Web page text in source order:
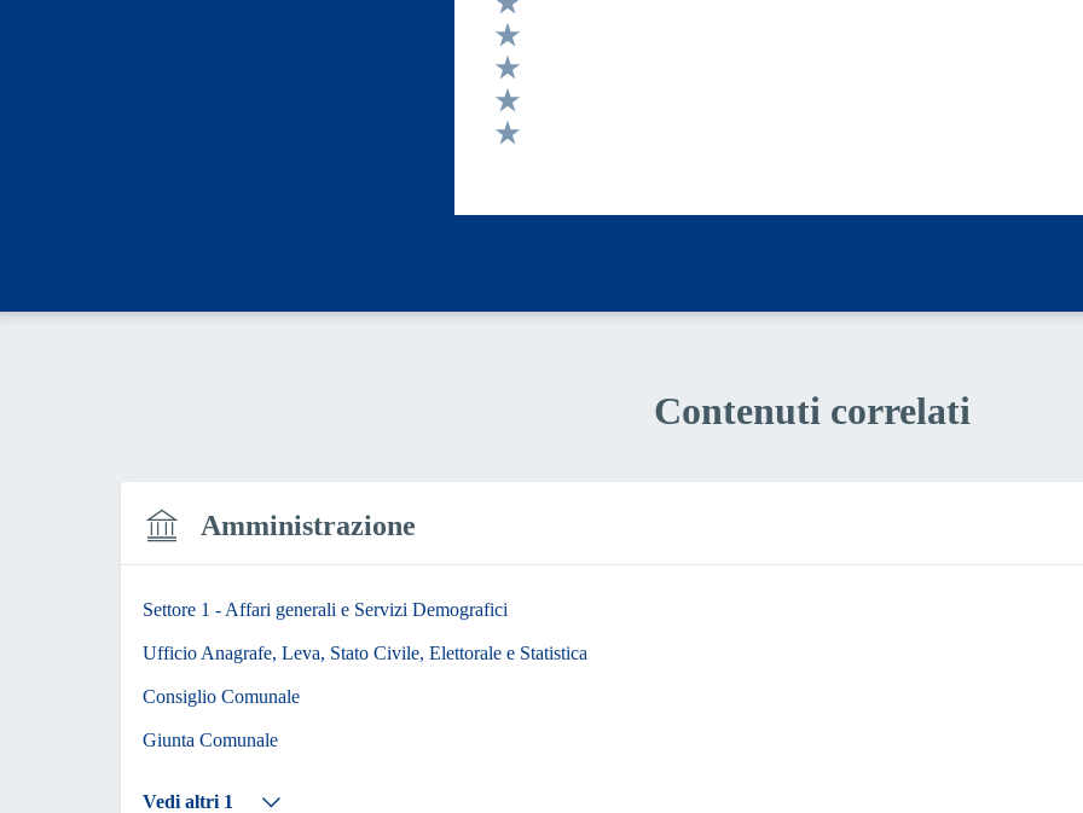
Valuta 5 stelle su 5
Valuta 4 stelle su 5
Valuta 3 stelle su 5
Valuta 2 stelle su 5
Contenuti correlati
Amministrazione
Settore 1 - Affari generali e Servizi Demografici
Ufficio Anagrafe, Leva, Stato Civile, Elettorale e Statistica
Consiglio Comunale
Giunta Comunale
Vedi altri 1